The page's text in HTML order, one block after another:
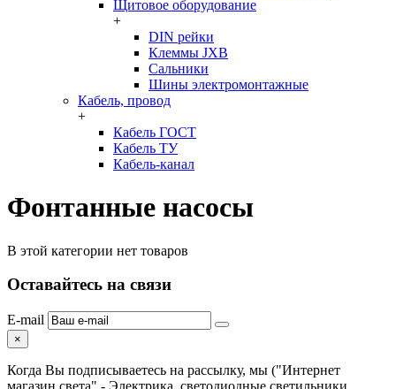
Щитовое оборудование
+
DIN рейки
Клеммы JXB
Сальники
Шины электромонтажные
Кабель, провод
+
Кабель ГОСТ
Кабель ТУ
Кабель-канал
Фонтанные насосы
В этой категории нет товаров
Оставайтесь на связи
E-mail
×
Когда Вы подписываетесь на рассылку, мы ("Интернет